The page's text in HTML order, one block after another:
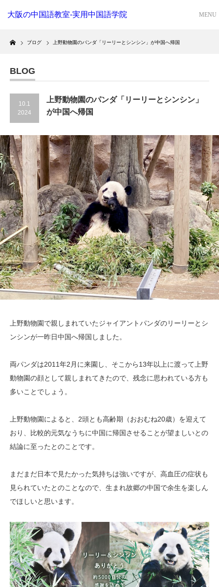
大阪の中国語教室-実用中国語学院
Home
ブログ 上野動物園のパンダ「リーリーとシンシン」が中国へ帰国
BLOG
10.1
2024
上野動物園のパンダ「リーリーとシンシン」
が中国へ帰国
上野動物園で親しまれていたジャイアントパンダのリーリーとシ
ンシンが一昨日中国へ帰国しました。
両パンダは2011年2月に来園し、そこから13年以上に渡って上野
動物園の顔として親しまれてきたので、残念に思われている方も
多いことでしょう。
上野動物園によると、2頭とも高齢期（おおむね20歳）を迎えて
おり、比較的元気なうちに中国に帰国させることが望ましいとの
結論に至ったとのことです。
まだまだ日本で見たかった気持ちは強いですが、高血圧の症状も
見られていたとのことなので、生まれ故郷の中国で余生を楽しん
でほしいと思います。